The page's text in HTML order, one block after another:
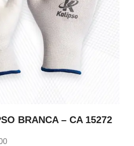
BRANCA – CA 15272